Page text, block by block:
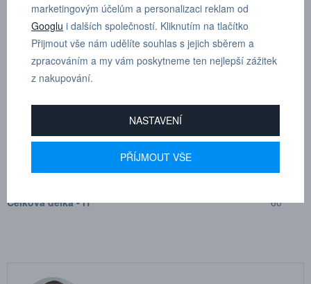
– Hladký provoz
– Krátké třísky
Výrobce: SGS pro
Typ upínání:
válcové
Průměr frézy - d1 19
Pracovní délka - l2 16
Průměr stopky - d2 6
Celková délka - l1 60
marketingovým účelům a personalizaci reklam od
Googlu i dalších společností. Kliknutím na tlačítko
Přijmout vše nám udělíte souhlas s jejich sběrem a
zpracováním a my vám poskytneme ten nejlepší zážitek
z nakupování.
NASTAVENÍ
PŘÍJMOUT VŠE